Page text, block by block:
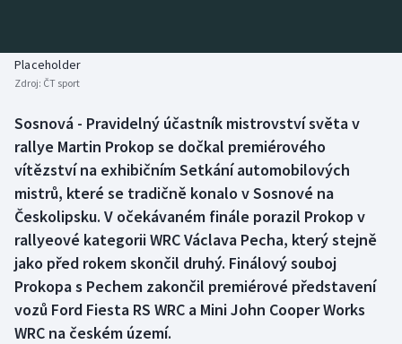
Biatlon
Box
Curling
Dostihy
Florbal
Futsal
Aplikace ČT sport
Placeholder
Zdroj: ČT sport
Sosnová - Pravidelný účastník mistrovství světa v
rallye Martin Prokop se dočkal premiérového
vítězství na exhibičním Setkání automobilových
mistrů, které se tradičně konalo v Sosnové na
Českolipsku. V očekávaném finále porazil Prokop v
rallyeové kategorii WRC Václava Pecha, který stejně
jako před rokem skončil druhý. Finálový souboj
Prokopa s Pechem zakončil premiérové představení
vozů Ford Fiesta RS WRC a Mini John Cooper Works
WRC na českém území.